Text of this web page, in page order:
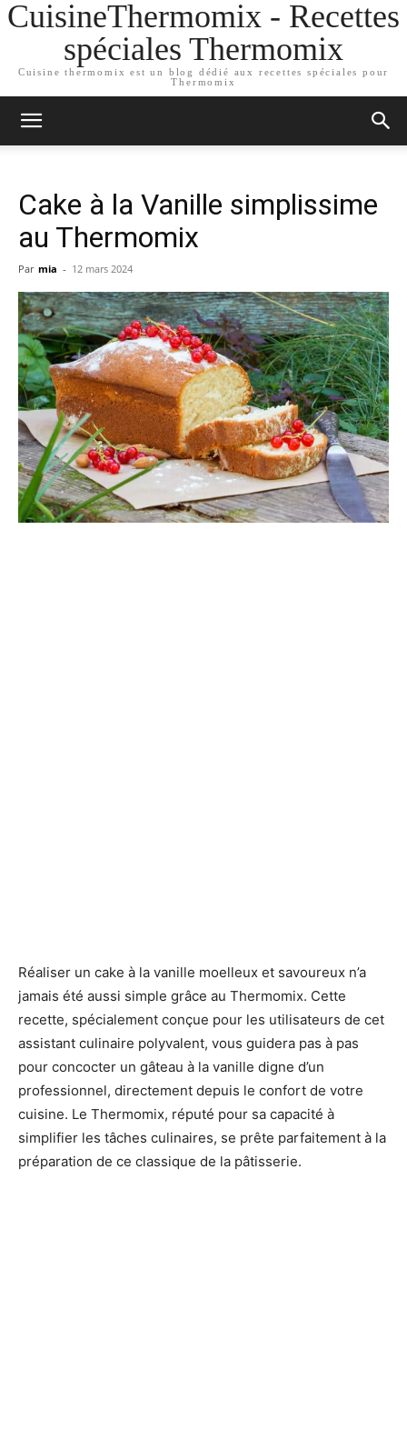
CuisineThermomix - Recettes
spéciales Thermomix
Cuisine thermomix est un blog dédié aux recettes spéciales pour
Thermomix
Cake à la Vanille simplissime
au Thermomix
Par mia - 12 mars 2024
Réaliser un cake à la vanille moelleux et savoureux n’a
jamais été aussi simple grâce au Thermomix. Cette
recette, spécialement conçue pour les utilisateurs de cet
assistant culinaire polyvalent, vous guidera pas à pas
pour concocter un gâteau à la vanille digne d’un
professionnel, directement depuis le confort de votre
cuisine. Le Thermomix, réputé pour sa capacité à
simplifier les tâches culinaires, se prête parfaitement à la
préparation de ce classique de la pâtisserie.